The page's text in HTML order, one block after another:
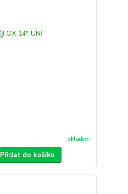
skladem
Přidat do košíku